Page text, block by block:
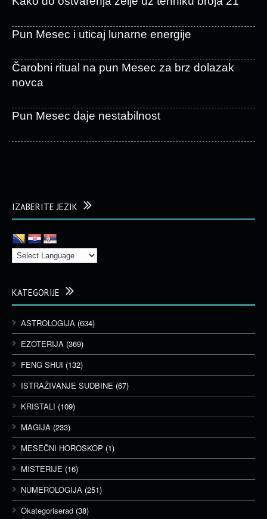
Pun Mesec i uticaj lunarne energije
Čarobni ritual na pun Mesec za brz dolazak
novca
Pun Mesec daje nestabilnost
IZABERITE JEZIK
KATEGORIJE
ASTROLOGIJA (634)
EZOTERIJA (369)
FENG SHUI (132)
ISTRAŽIVANJE SUDBINE (67)
KRISTALI (109)
MAGIJA (233)
MESEČNI HOROSKOP (1)
MISTERIJE (16)
NUMEROLOGIJA (251)
Okategoriserad (38)